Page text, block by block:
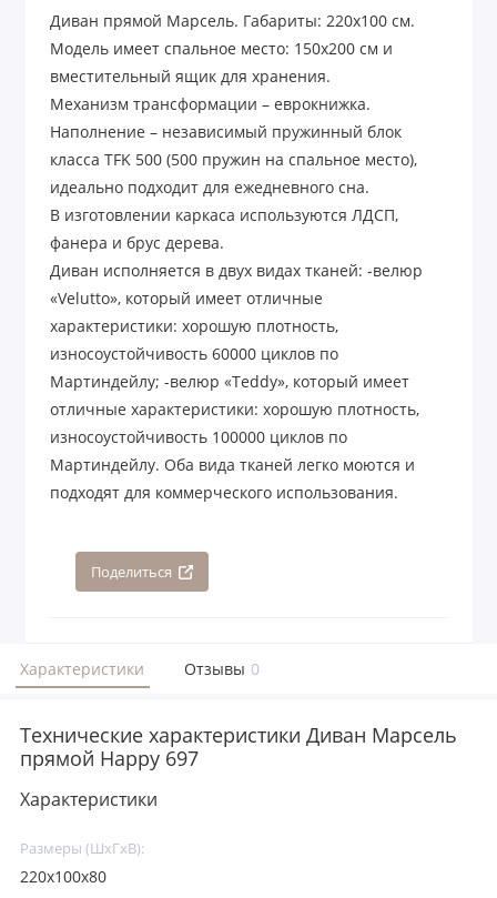
Диван прямой Марсель. Габариты: 220х100 см.
Модель имеет спальное место: 150х200 см и
вместительный ящик для хранения.
Механизм трансформации – еврокнижка.
Наполнение – независимый пружинный блок
класса TFK 500 (500 пружин на спальное место),
идеально подходит для ежедневного сна.
В изготовлении каркаса используются ЛДСП,
фанера и брус дерева.
Диван исполняется в двух видах тканей: -велюр
«Velutto», который имеет отличные
характеристики: хорошую плотность,
износоустойчивость 60000 циклов по
Мартиндейлу; -велюр «Teddy», который имеет
отличные характеристики: хорошую плотность,
износоустойчивость 100000 циклов по
Мартиндейлу. Оба вида тканей легко моются и
подходят для коммерческого использования.
Поделиться
Характеристики Отзывы 0
Технические характеристики Диван Марсель
прямой Happy 697
Характеристики
Размеры (ШхГхВ):
220х100х80